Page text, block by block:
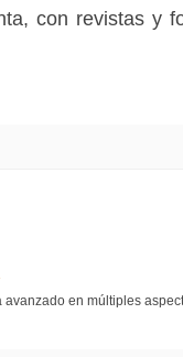
con revistas y
en múltiples